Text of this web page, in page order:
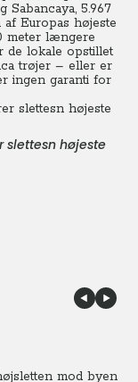
Sabancaya, 5.967
Europas højeste
meter længere
de lokale opstillet
trøjer – eller er
ingen garanti for
slettesn højeste
mod byen